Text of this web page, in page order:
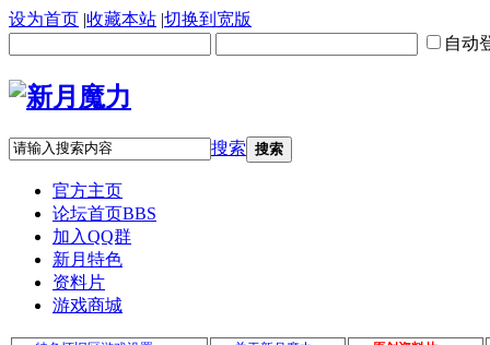
设为首页 |收藏本站 |切换到宽版
自动
搜索 搜索
官方主页
论坛首页BBS
加入QQ群
新月特色
资料片
游戏商城